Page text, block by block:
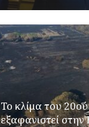
Το κλίμα του
εξαφανιστεί